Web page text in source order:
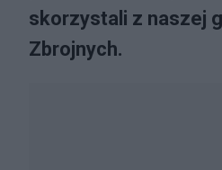
skorzystali z naszej
Zbrojnych.